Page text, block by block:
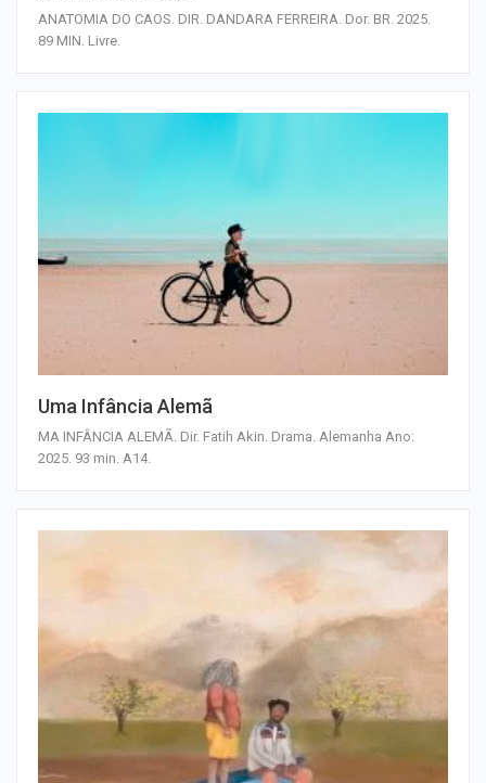
ANATOMIA DO CAOS. DIR. DANDARA FERREIRA. Dor. BR. 2025.
89 MIN. Livre.
Uma Infância Alemã
MA INFÂNCIA ALEMÃ. Dir. Fatih Akin. Drama. Alemanha Ano:
2025. 93 min. A14.